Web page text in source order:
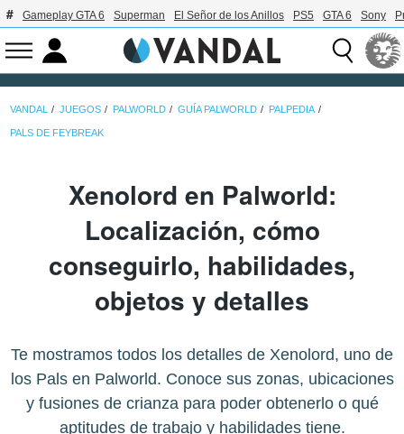
Gameplay GTA 6 Superman El Señor de los Anillos PS5 GTA 6 Sony
VANDAL JUEGOS PALWORLD GUÍA PALWORLD PALPEDIA
PALS DE FEYBREAK
Xenolord en Palworld:
Localización, cómo
conseguirlo, habilidades,
objetos y detalles
Te mostramos todos los detalles de Xenolord, uno de
los Pals en Palworld. Conoce sus zonas, ubicaciones
y fusiones de crianza para poder obtenerlo o qué
aptitudes de trabajo y habilidades tiene.